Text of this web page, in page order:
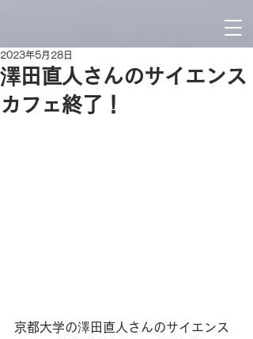
澤田直人さんのサイエンス
カフェ終了！
2023年5月28日
京都大学の澤田直人さんのサイエンス